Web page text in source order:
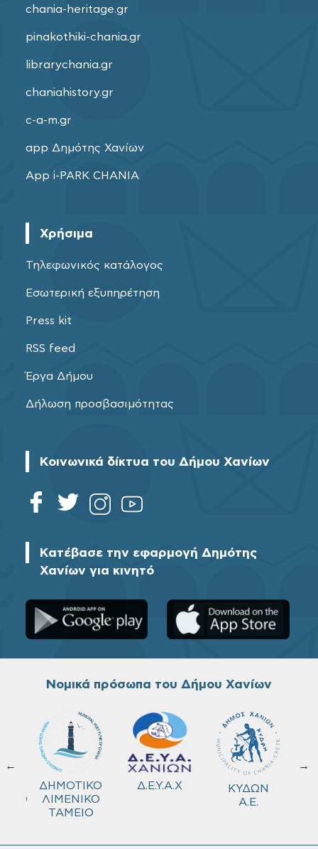
chania-heritage.gr
pinakothiki-chania.gr
librarychania.gr
chaniahistory.gr
c-a-m.gr
app Δημότης Χανίων
App i-PARK CHANIA
Χρήσιμα
Τηλεφωνικός κατάλογος
Εσωτερική εξυπηρέτηση
Press kit
RSS feed
Έργα Δήμου
Δήλωση προσβασιμότητας
Κοινωνικά δίκτυα του Δήμου Χανίων
Κατέβασε την εφαρμογή Δημότης
Χανίων για κινητό
Νομικά πρόσωπα του Δήμου Χανίων
←
ΔΗΜΟΤΙΚΟ
ΛΙΜΕΝΙΚΟ
ΤΑΜΕΙΟ
Δ.Ε.Υ.Α.Χ
ΚΥΔΩΝ
Α.Ε.
→